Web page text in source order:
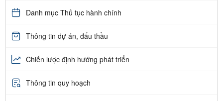
Danh mục Thủ tục hành chính
Thông tin dự án, đấu thầu
Chiến lược định hướng phát triển
Thông tin quy hoạch